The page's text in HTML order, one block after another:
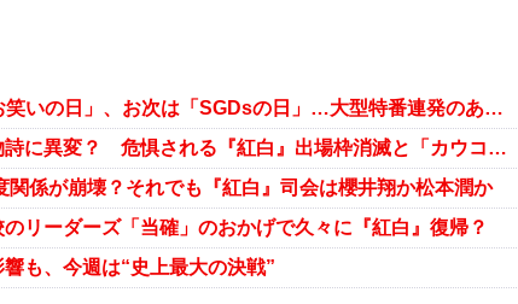
TBSが「音楽の日」「お笑いの日」、お次は「SGDsの日」…大型特番連発のある目的
ジャニーズ、年末の風物詩に異変？ 危惧される『紅白』出場枠消滅と「カウコン」の行方
関係が崩壊？それでも『紅白』司会は櫻井翔か松本潤か
リーダーズ「当確」のおかげで久々に『紅白』復帰？
響も、今週は“史上最大の決戦”